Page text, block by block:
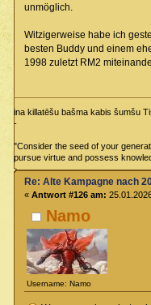
unmöglich.
Witzigerweise habe ich
besten Buddy und einem
1998 zuletzt RM2
ina killatēšu bašma kabis šumšu
-
"Consider the seed of your
pursue virtue and possess
Namo
Username: Namo
Re: Alte Kampagne nach
« Antwort #126 am: